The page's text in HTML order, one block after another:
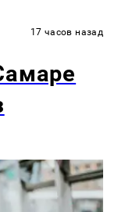
17 часов назад